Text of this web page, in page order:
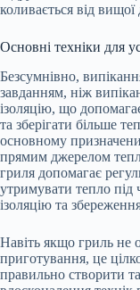
коливається від
Основні техніки для
Безсумнівно,
завданням, ніж
ізоляцію, що
та зберігати більше
основному
прямим джерелом
гриля допомагає
утримувати тепло під
ізоляцію та
Навіть якщо гриль не
приготування, це
правильно створити